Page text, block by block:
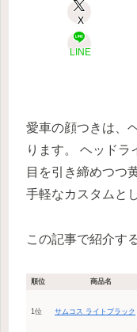
X
LINE
愛車の顔つきは、
ります。 ヘッドラ
目を引き締めつつ
手軽なカスタムと
この記事で紹介す
順位 商品名
1位 サムコス ライトブラック